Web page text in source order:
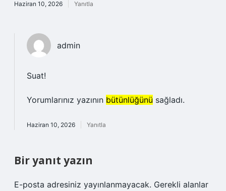
Haziran 10, 2026 Yanıtla
admin
Suat!
Yorumlarınız yazının bütünlüğünü sağladı.
Haziran 10, 2026 Yanıtla
Bir yanıt yazın
E-posta adresiniz yayınlanmayacak. Gerekli alanlar